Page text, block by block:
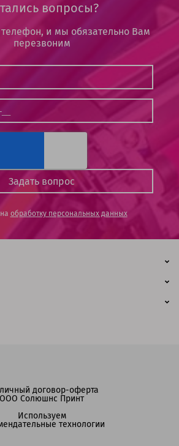
вопросы?
телефон, и мы обязательно Вам
перезвоним
обработку персональных данных
договор-оферта
ООО Солюшнс Принт
Используем
технологии